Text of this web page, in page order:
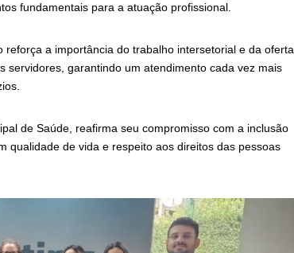
fundamentais para a atuação profissional.
a importância do trabalho intersetorial e da oferta
garantindo um atendimento cada vez mais
de Saúde, reafirma seu compromisso com a inclusão
qualidade de vida e respeito aos direitos das pessoas